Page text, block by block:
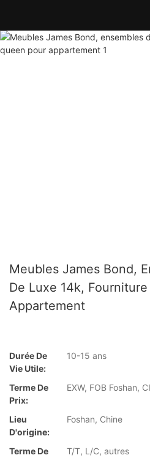
Meubles James Bond,
De Luxe 14k,
Appartement
Durée De
Vie Utile:
10-15 ans
Terme De
Prix:
EXW, FOB Foshan,
Lieu
D'origine:
Foshan, Chine
Terme De
T/T, L/C, autres